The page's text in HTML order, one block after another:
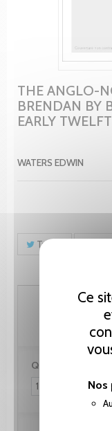
Ce
Nos
THE ANGLO-
BRENDAN BY
EARLY
WATERS EDWIN
Tweet
Quantité :